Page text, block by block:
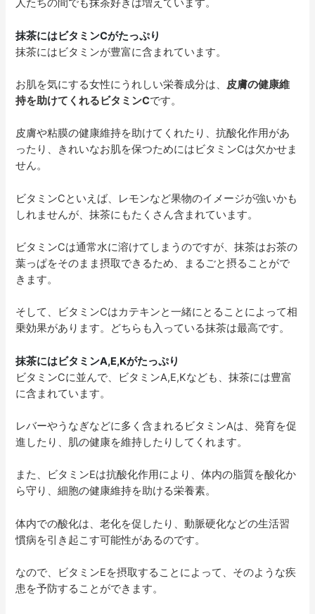
人たちの間でも抹茶好きは増えています。
抹茶にはビタミンCがたっぷり
抹茶にはビタミンが豊富に含まれています。
お肌を気にする女性にうれしい栄養成分は、 皮膚の健康維
持を助けてくれるビタミンCです。
皮膚や粘膜の健康維持を助けてくれたり、抗酸化作用があ
ったり、きれいなお肌を保つためにはビタミンCは欠かせま
せん。
ビタミンCといえば、レモンなど果物のイメージが強いかも
しれませんが、抹茶にもたくさん含まれています。
ビタミンCは通常水に溶けてしまうのですが、抹茶はお茶の
葉っぱをそのまま摂取できるため、まるごと摂ることがで
きます。
そして、ビタミンCはカテキンと一緒にとることによって相
乗効果があります。どちらも入っている抹茶は最高です。
抹茶にはビタミンA,E,Kがたっぷり
ビタミンCに並んで、ビタミンA,E,Kなども、抹茶には豊富
に含まれています。
レバーやうなぎなどに多く含まれるビタミンAは、発育を促
進したり、肌の健康を維持したりしてくれます。
また、ビタミンEは抗酸化作用により、体内の脂質を酸化か
ら守り、細胞の健康維持を助ける栄養素。
体内での酸化は、老化を促したり、動脈硬化などの生活習
慣病を引き起こす可能性があるのです。
なので、ビタミンEを摂取することによって、そのような疾
患を予防することができます。